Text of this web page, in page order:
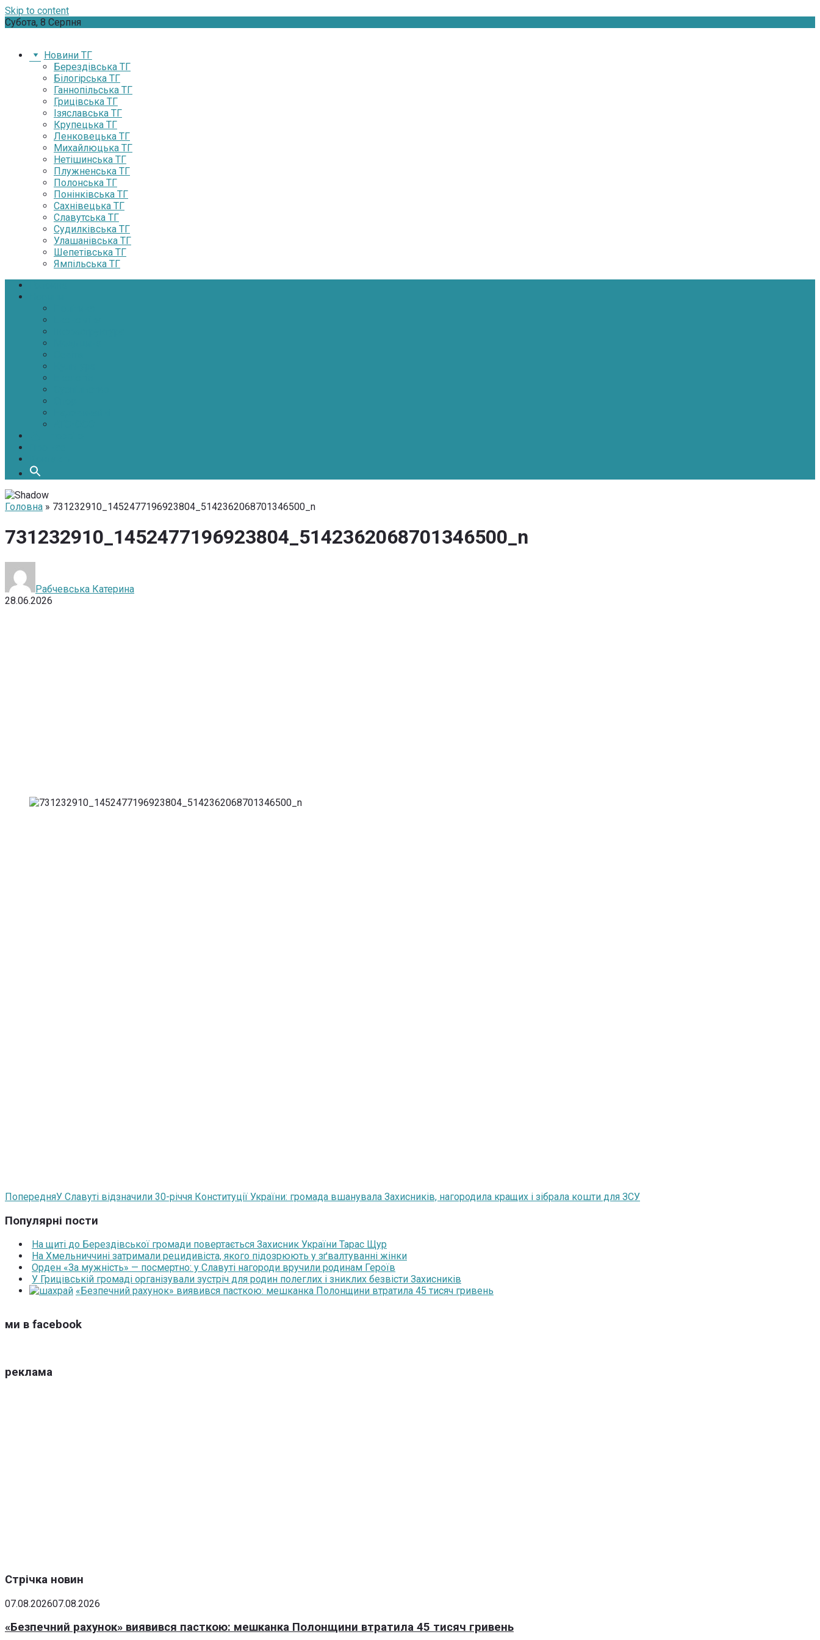
Skip to content
Субота, 8 Серпня
Новини ТГ
Берездівська ТГ
Білогірська ТГ
Ганнопільська ТГ
Грицівська ТГ
Ізяславська ТГ
Крупецька ТГ
Ленковецька ТГ
Михайлюцька ТГ
Нетішинська ТГ
Плужненська ТГ
Полонська ТГ
Понінківська ТГ
Сахнівецька ТГ
Славутська ТГ
Судилківська ТГ
Улашанівська ТГ
Шепетівська ТГ
Ямпільська ТГ
Головна » 731232910_1452477196923804_5142362068701346500_n
731232910_1452477196923804_5142362068701346500_n
Рабчевська Катерина
28.06.2026
ПопередняУ Славуті відзначили 30-річчя Конституції України: громада вшанувала Захисників, нагородила кращих і зібрала кошти для ЗСУ
Популярні пости
На щиті до Берездівської громади повертається Захисник України Тарас Щур
На Хмельниччині затримали рецидивіста, якого підозрюють у зґвалтуванні жінки
Орден «За мужність» — посмертно: у Славуті нагороди вручили родинам Героїв
У Грицівській громаді організували зустріч для родин полеглих і зниклих безвісти Захисників
«Безпечний рахунок» виявився пасткою: мешканка Полонщини втратила 45 тисяч гривень
ми в facebook
реклама
Стрічка новин
07.08.202607.08.2026
«Безпечний рахунок» виявився пасткою: мешканка Полонщини втратила 45 тисяч гривень